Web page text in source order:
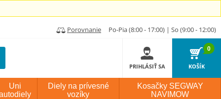
Porovnanie Po-Pia (8:00 - 17:00) | So (9:00 - 12:00)
PRIHLÁSIŤ SA
0
KOŠÍK
Uni
Diely na prívesné
vozíky
Kosačky SEGWAY
NAVIMOW